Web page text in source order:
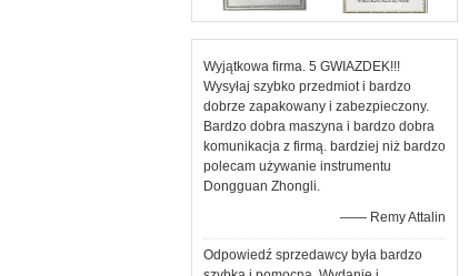
Wyjątkowa firma. 5 GWIAZDEK!!!
Wysyłaj szybko przedmiot i bardzo
dobrze zapakowany i zabezpieczony.
Bardzo dobra maszyna i bardzo dobra
komunikacja z firmą. bardziej niż bardzo
polecam używanie instrumentu
Dongguan Zhongli.
—— Remy Attalin
Odpowiedź sprzedawcy była bardzo